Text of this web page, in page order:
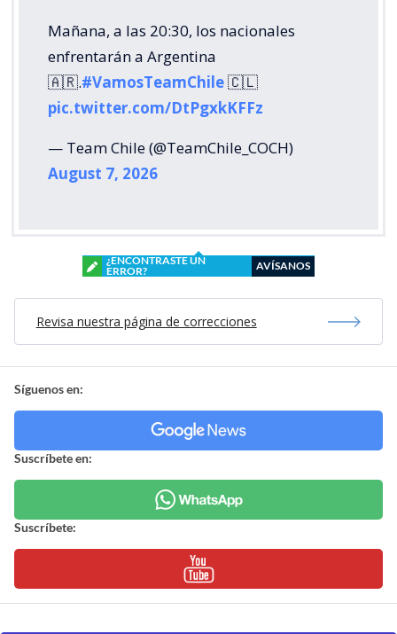
Mañana, a las 20:30, los nacionales
enfrentarán a Argentina
🇦🇷.#VamosTeamChile🇨🇱
pic.twitter.com/DtPgxkKFFz
— Team Chile (@TeamChile_COCH)
August 7, 2026
¿ENCONTRASTE UN
ERROR?
AVÍSANOS
Revisa nuestra página de correcciones
Síguenos en:
Suscríbete en:
Suscríbete: